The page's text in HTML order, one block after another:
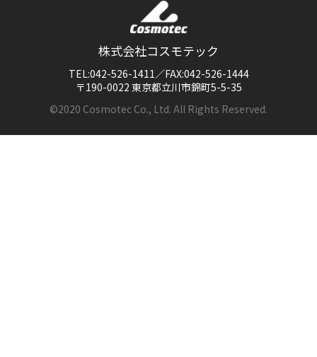
株式会社コスモテック
TEL:042-526-1411／FAX:042-526-1444
〒190-0022 東京都立川市錦町5-5-35
©2020 Cosmotec Co., Ltd. All Rights Reserved.